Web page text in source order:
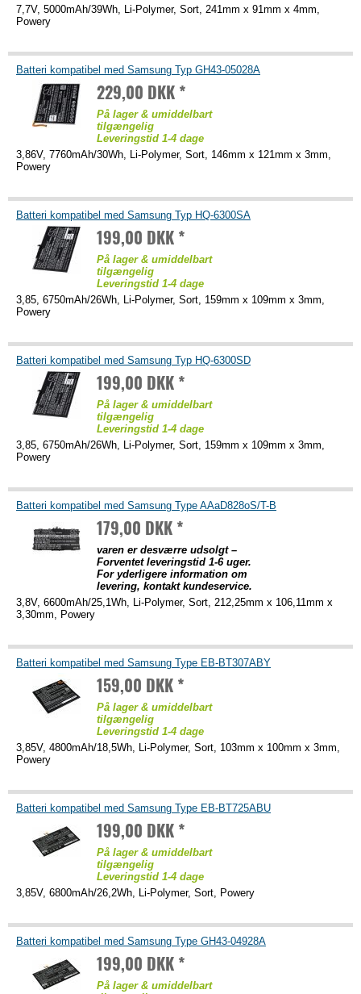
7,7V, 5000mAh/39Wh, Li-Polymer, Sort, 241mm x 91mm x 4mm,
Powery
Batteri kompatibel med Samsung Typ GH43-05028A
229,00 DKK *
På lager & umiddelbart
tilgængelig
Leveringstid 1-4 dage
3,86V, 7760mAh/30Wh, Li-Polymer, Sort, 146mm x 121mm x 3mm,
Powery
Batteri kompatibel med Samsung Typ HQ-6300SA
199,00 DKK *
På lager & umiddelbart
tilgængelig
Leveringstid 1-4 dage
3,85, 6750mAh/26Wh, Li-Polymer, Sort, 159mm x 109mm x 3mm,
Powery
Batteri kompatibel med Samsung Typ HQ-6300SD
199,00 DKK *
På lager & umiddelbart
tilgængelig
Leveringstid 1-4 dage
3,85, 6750mAh/26Wh, Li-Polymer, Sort, 159mm x 109mm x 3mm,
Powery
Batteri kompatibel med Samsung Type AAaD828oS/T-B
179,00 DKK *
varen er desværre udsolgt –
Forventet leveringstid 1-6 uger.
For yderligere information om
levering, kontakt kundeservice.
3,8V, 6600mAh/25,1Wh, Li-Polymer, Sort, 212,25mm x 106,11mm x
3,30mm, Powery
Batteri kompatibel med Samsung Type EB-BT307ABY
159,00 DKK *
På lager & umiddelbart
tilgængelig
Leveringstid 1-4 dage
3,85V, 4800mAh/18,5Wh, Li-Polymer, Sort, 103mm x 100mm x 3mm,
Powery
Batteri kompatibel med Samsung Type EB-BT725ABU
199,00 DKK *
På lager & umiddelbart
tilgængelig
Leveringstid 1-4 dage
3,85V, 6800mAh/26,2Wh, Li-Polymer, Sort, Powery
Batteri kompatibel med Samsung Type GH43-04928A
199,00 DKK *
På lager & umiddelbart